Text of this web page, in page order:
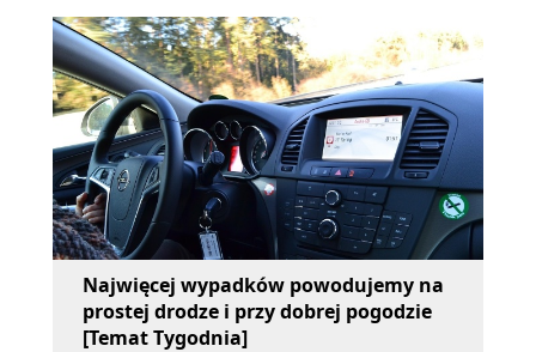
Najwięcej wypadków powodujemy na
prostej drodze i przy dobrej pogodzie
[Temat Tygodnia]